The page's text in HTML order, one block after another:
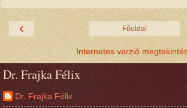
‹ Főoldal
Internetes verzió
Dr. Frajka Félix
Dr. Frajka Félix